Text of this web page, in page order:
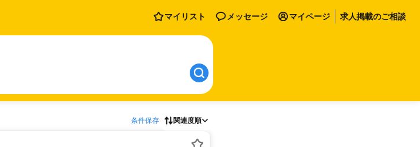
マイリスト メッセージ マイページ 求人掲載のご相談
条件保存 関連度順